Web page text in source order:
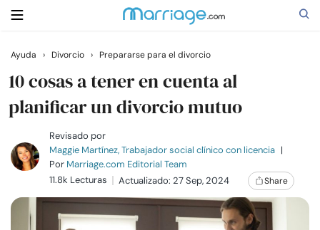
Buscar
Casarse
Relaciones
Familia
Ayuda › Divorcio › Prepararse para el divorcio
10 cosas a tener en cuenta al
planificar un divorcio mutuo
Revisado por
Maggie Martínez, Trabajador social clínico con licencia |
Por Marriage.com Editorial Team
11.8k Lecturas
Actualizado: 27 Sep, 2024 Share